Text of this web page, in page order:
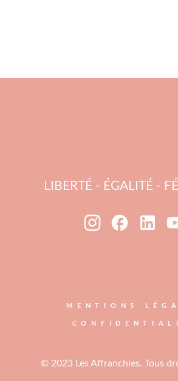
LIBERTÉ - ÉGALITÉ -
MENTIONS
© 2023 Les Affranchies. Tous